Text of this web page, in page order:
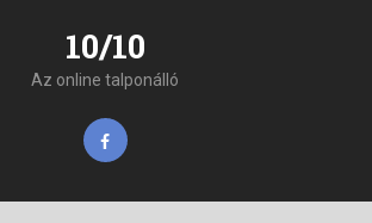
10/10
Az online talponálló